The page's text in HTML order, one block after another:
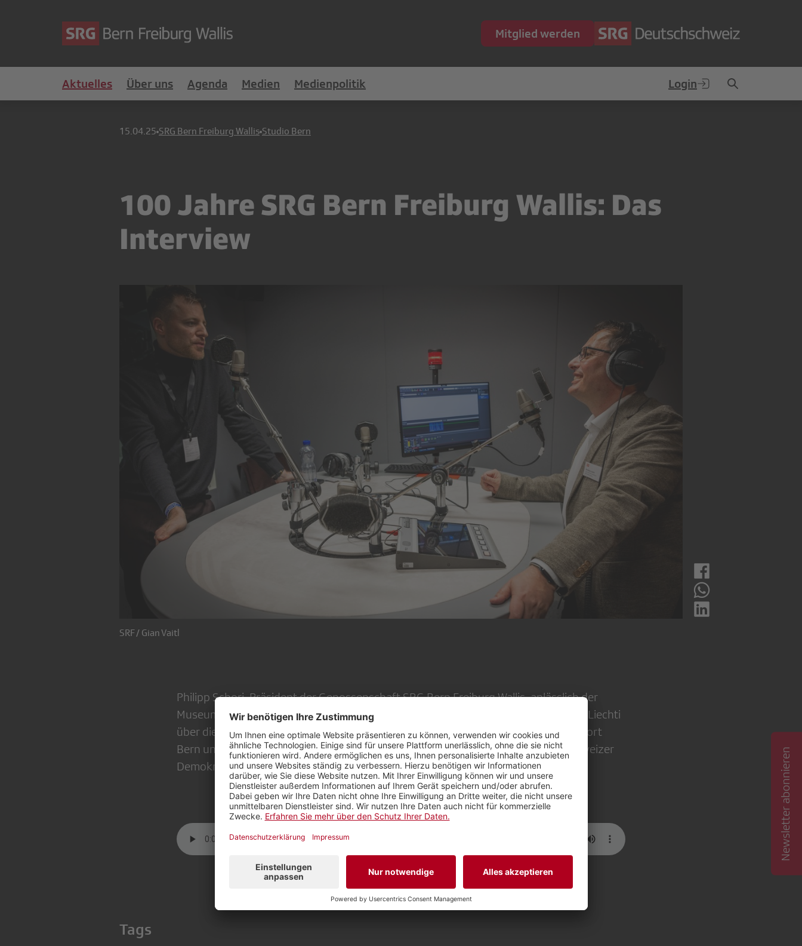
Mitglied werden
Aktuelles Über uns Agenda Medien Medienpolitik Login
15.04.25 SRG Bern Freiburg Wallis Studio Bern
100 Jahre SRG Bern Freiburg Wallis: Das
Interview
SRF / Gian Vaitl
Philipp Schori, Präsident der Genossenschaft SRG Bern Freiburg Wallis, anlässlich der
Museumsnacht im Regionaljournal Bern Freiburg Wallis: Ein Gespräch mit Christian Liechti
über die Entstehung der SRG Bern Freiburg Wallis, den Kampf um den Studiostandort
Bern und die fundamentale Bedeutung der vierten Gewalt für die halbdirekte Schweizer
Demokratie.
Tags
Newsletter abonnieren